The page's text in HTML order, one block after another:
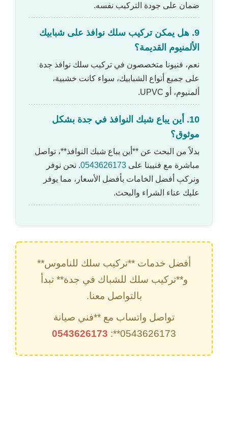
ضمان على جودة التركيب نفسه.
9. هل يمكن تركيب سلك نوافذ على شبابيك
الألمنيوم القديمة؟
نعم، فنيونا متخصصون في تركيب سلك نوافذ جدة
على جميع أنواع الشبابيك، سواء كانت خشبية،
ألمنيوم، أو UPVC.
10. أين يباع شبك النوافذ في جدة بشكل
موثوق؟
بدلاً من البحث عن **أين يباع شبك النوافذ**، تواصل
مباشرة مع فنيينا على0543626173. نحن نوفر
ونركب أفضل الخامات بأفضل الأسعار، مما يوفر
عليك عناء الشراء والبحث.
أفضل خدمات **تركيب سلك للناموس**
و**تركيب سلك للشباك في جدة** تبدأ
بالتواصل معنا.
تواصل واتساب مع **فني صيانة
0543626173**: